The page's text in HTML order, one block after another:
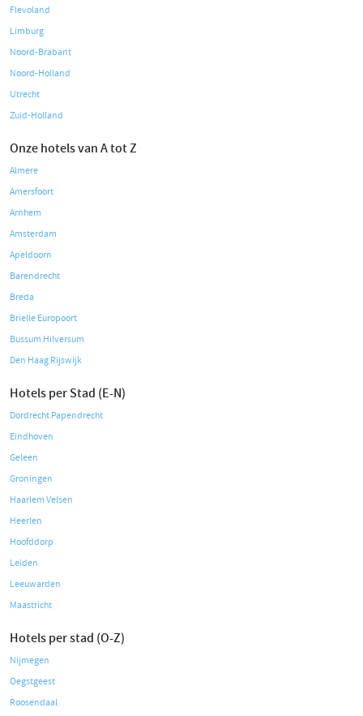
Flevoland
Limburg
Noord-Brabant
Noord-Holland
Utrecht
Zuid-Holland
Onze hotels van A tot Z
Almere
Amersfoort
Arnhem
Amsterdam
Apeldoorn
Barendrecht
Breda
Brielle Europoort
Bussum Hilversum
Den Haag Rijswijk
Hotels per Stad (E-N)
Dordrecht Papendrecht
Eindhoven
Geleen
Groningen
Haarlem Velsen
Heerlen
Hoofddorp
Leiden
Leeuwarden
Maastricht
Hotels per stad (O-Z)
Nijmegen
Oegstgeest
Roosendaal